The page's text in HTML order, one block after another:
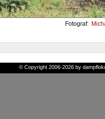
Fotograf:
© Copyright 2006-2026 by